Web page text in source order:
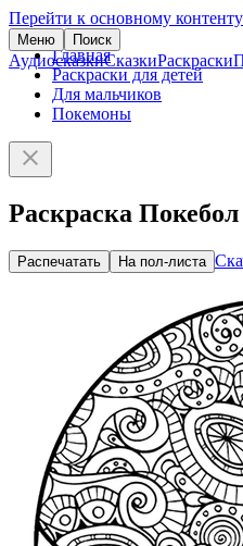
Перейти к основному контенту
Меню Поиск
АудиосказкиСказкиРаскраски
Главная
Раскраски для детей
Для мальчиков
Покемоны
Раскраска Покебол
Распечатать На пол-листа